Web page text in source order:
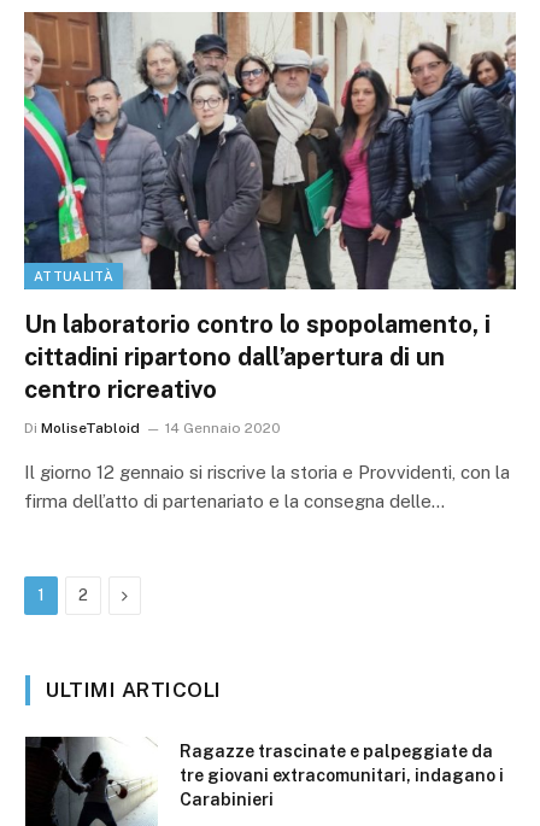
ATTUALITÀ
Un laboratorio contro lo spopolamento, i
cittadini ripartono dall’apertura di un
centro ricreativo
Di MoliseTabloid 14 Gennaio 2020
Il giorno 12 gennaio si riscrive la storia e Provvidenti, con la
firma dell’atto di partenariato e la consegna delle…
1 2 Prossimo
ULTIMI ARTICOLI
Ragazze trascinate e palpeggiate da
tre giovani extracomunitari, indagano i
Carabinieri